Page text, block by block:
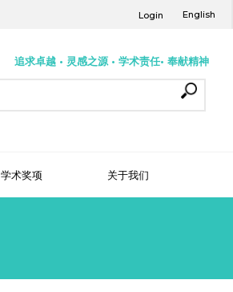
Login English
追求卓越 • 灵感之源 • 学术责任• 奉献精神
学术奖项 关于我们